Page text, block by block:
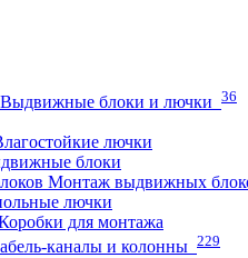
Выдвижные блоки и лючки 36
лючки
блоки
Монтаж выдвижных
лючки
для монтажа
каналы и колонны 229